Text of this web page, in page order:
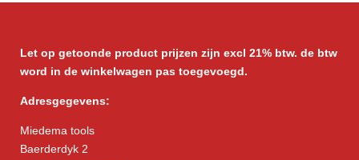
Let op getoonde product prijzen zijn excl 21% btw. de btw
word in de winkelwagen pas toegevoegd.
Adresgegevens:
Miedema tools
Baerderdyk 2